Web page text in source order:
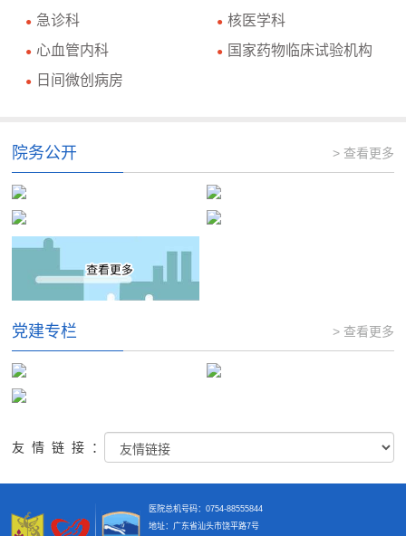
● 急诊科 ● 核医学科
● 心血管内科 ● 国家药物临床试验机构
● 日间微创病房
院务公开 > 查看更多
党建专栏 > 查看更多
友情链接：
医院总机号码：0754-88555844
地址：广东省汕头市饶平路7号